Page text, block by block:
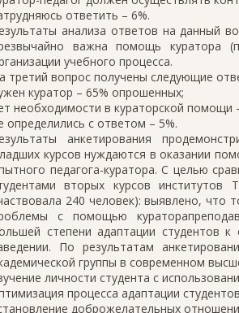
ответить – 6%.
анализа ответов на данный
важна помощь куратора
учебного процесса.
третий вопрос получены следующие
куратор – 65% опрошенных;
необходимости в кураторской помощи
определились с ответом – 5%.
анкетирования
курсов нуждаются в оказании
педагога-куратора. С целью
вторых курсов институтов
240 человек): выявлено, что
с помощью
степени адаптации студентов
По результатам
группы в современном
личности студента с
процесса адаптации
доброжелательных